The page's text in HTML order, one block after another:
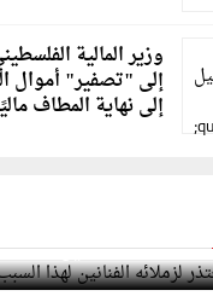
وزير المالية
إلى "تصفير" أموال
إلى نهاية المطاف
لزملائه الفنانين لهذا